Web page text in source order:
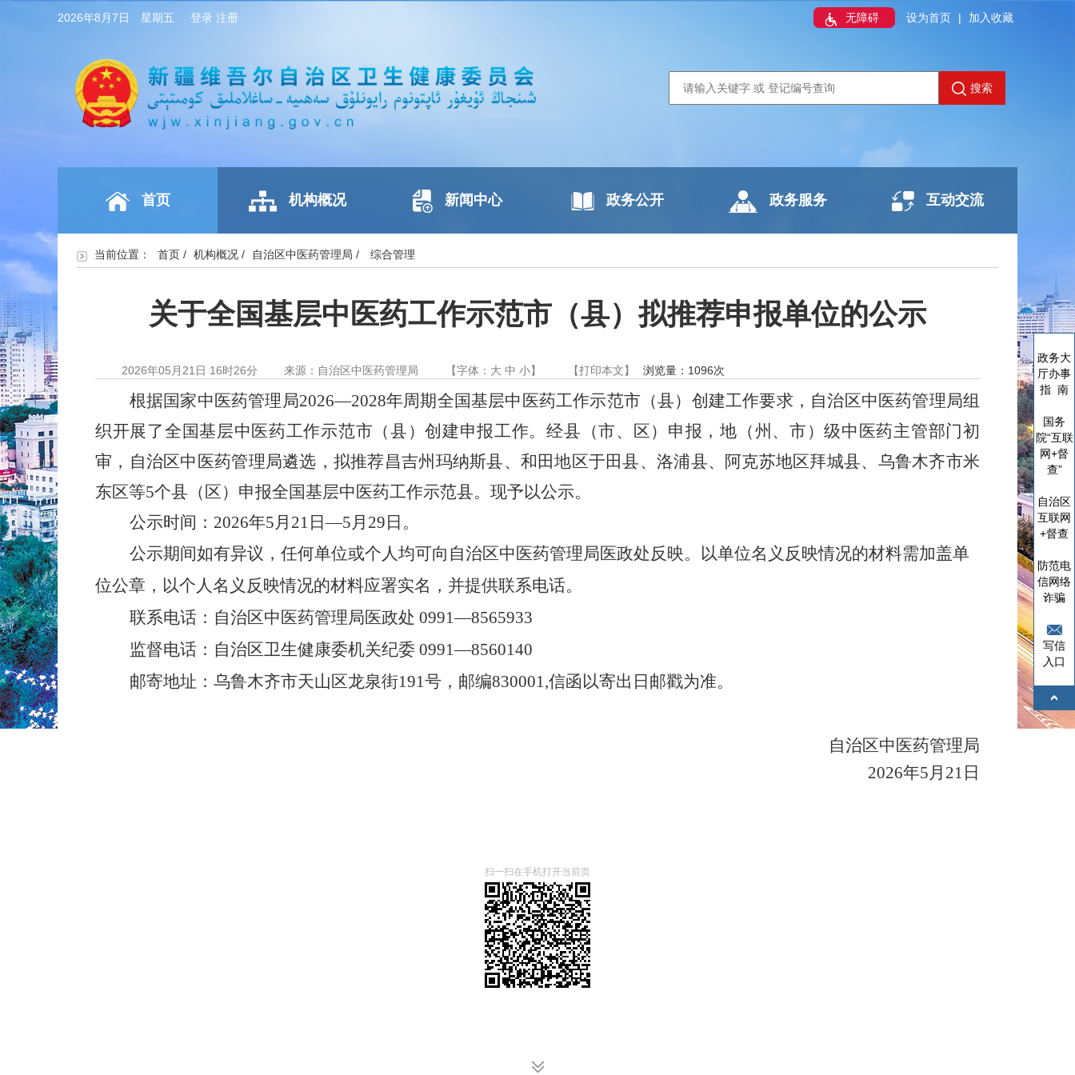
2026年8月7日 星期五 无障碍 设为首页 | 加入收藏
登录 注册
搜索
首页 机构概况 新闻中心 政务公开 政务服务 互动交流
当前位置： 首页 / 机构概况 / 自治区中医药管理局 / 综合管理
关于全国基层中医药工作示范市（县）拟推荐申报单位的公示
2026年05月21日 16时26分 来源：自治区中医药管理局 【字体： 大 中 小】 【打印本文】 浏览量： 1096次
根据国家中医药管理局2026—2028年周期全国基层中医药工作示范市（县）创建工作要求，自治区中医药管理局组
织开展了全国基层中医药工作示范市（县）创建申报工作。经县（市、区）申报，地（州、市）级中医药主管部门初
审，自治区中医药管理局遴选，拟推荐昌吉州玛纳斯县、和田地区于田县、洛浦县、阿克苏地区拜城县、乌鲁木齐市米
东区等5个县（区）申报全国基层中医药工作示范县。现予以公示。
公示时间： 2026年5月 21 日—5月 29 日。
公示期间如有异议，任何单位或个人均可向自治区中医药管理局医政处反映。以单位名义反映情况的材料需加盖单
位公章，以个人名义反映情况的材料应署实名，并提供联系电话。
联系电话：自治区中医药管理局医政处 0991—8565933
监督电话：自治区卫生健康委机关纪委 0991—8560140
邮寄地址：乌鲁木齐市天山区龙泉街191号，邮编830001,信函以寄出日邮戳为准。
自治区中医药管理局
2026年5月 21 日
扫一扫在手机打开当前页
政务大
厅办事
指 南
国务
院“互联
网+督
查”
自治区
互联网
+督查
防范电
信网络
诈骗
写信
入口